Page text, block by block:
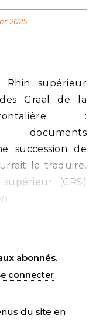
Rhin supérieur
Graal de la
:
documents
succession de
la traduire.
(CRS)
abonnés.
connecter
du site en
2025